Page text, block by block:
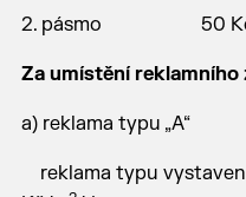
2. pásmo 50
Za umístění reklamního
a) reklama typu
reklama typu